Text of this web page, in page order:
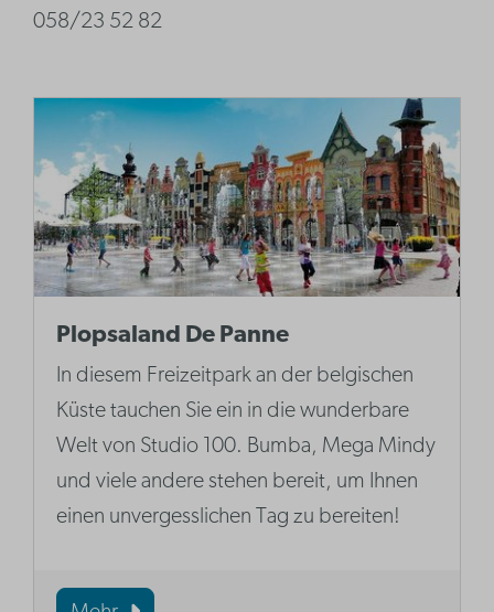
058/23 52 82
Plopsaland De Panne
In diesem Freizeitpark an der belgischen
Küste tauchen Sie ein in die wunderbare
Welt von Studio 100. Bumba, Mega Mindy
und viele andere stehen bereit, um Ihnen
einen unvergesslichen Tag zu bereiten!